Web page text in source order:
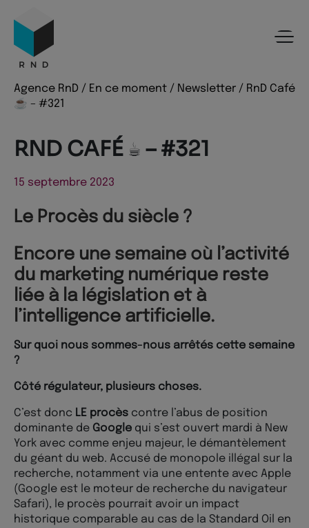
Recherche
Pied de page
Agence RnD / En ce moment / Newsletter / RnD Café
☕️ – #321
RND CAFÉ ☕️ – #321
15 septembre 2023
Le Procès du siècle ?
Encore une semaine où l’activité
du marketing numérique reste
liée à la législation et à
l’intelligence artificielle.
Sur quoi nous sommes-nous arrêtés cette semaine
?
Côté régulateur, plusieurs choses.
C’est donc LE procès contre l’abus de position
dominante de Google qui s’est ouvert mardi à New
York avec comme enjeu majeur, le démantèlement
du géant du web. Accusé de monopole illégal sur la
recherche, notamment via une entente avec Apple
(Google est le moteur de recherche du navigateur
Safari), le procès pourrait avoir un impact
historique comparable au cas de la Standard Oil en